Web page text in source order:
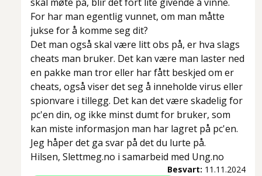
For har man egentlig vunnet, om man måtte
jukse for å komme seg dit?
Det man også skal være litt obs på, er hva slags
cheats man bruker. Det kan være man laster ned
en pakke man tror eller har fått beskjed om er
cheats, også viser det seg å inneholde virus eller
spionvare i tillegg. Det kan det være skadelig for
pc'en din, og ikke minst dumt for bruker, som
kan miste informasjon man har lagret på pc'en.
Jeg håper det ga svar på det du lurte på.
Hilsen, Slettmeg.no i samarbeid med Ung.no
Besvart: 11.11.2024